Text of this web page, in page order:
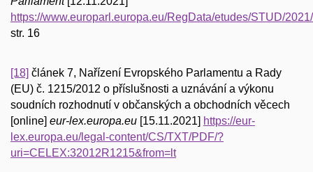
https://www.europarl.europa.eu/RegData/etudes/STUD/
str. 16
[18] článek 7, Nařízení Evropského Parlamentu a Rady
(EU) č. 1215/2012 o příslušnosti a uznávání a výkonu
soudních rozhodnutí v občanských a obchodních věcech
[online] eur-lex.europa.eu [15.11.2021] https://eur-
lex.europa.eu/legal-content/CS/TXT/PDF/?
uri=CELEX:32012R1215&from=lt